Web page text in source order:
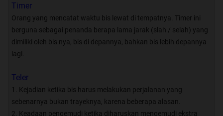
#19 Event dan Gathering Bimakus
#20 Gemboked
sssssttttttttt
ada surat cinta dari mod arrrry
Timer
Orang yang mencatat waktu bis lewat di tempatnya. Timer ini
berguna sebagai penanda berapa lama jarak (slah / selah) yang
dimiliki oleh bis nya, bis di depannya, bahkan bis lebih depannya
lagi.
Teler
1. Kejadian ketika bis harus melakukan perjalanan yang
sebenarnya bukan trayeknya, karena beberapa alasan.
2. Keadaan pengemudi ketika diharuskan mengemudi ekstra